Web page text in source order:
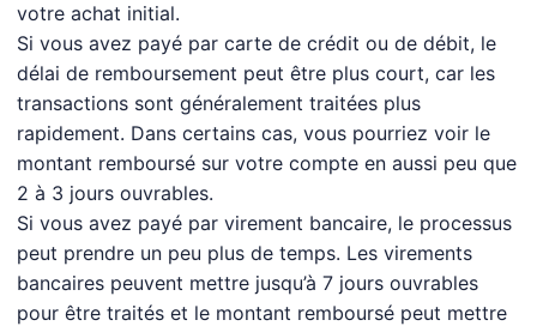
votre achat initial.
Si vous avez payé par carte de crédit ou de débit, le
délai de remboursement peut être plus court, car les
transactions sont généralement traitées plus
rapidement. Dans certains cas, vous pourriez voir le
montant remboursé sur votre compte en aussi peu que
2 à 3 jours ouvrables.
Si vous avez payé par virement bancaire, le processus
peut prendre un peu plus de temps. Les virements
bancaires peuvent mettre jusqu’à 7 jours ouvrables
pour être traités et le montant remboursé peut mettre